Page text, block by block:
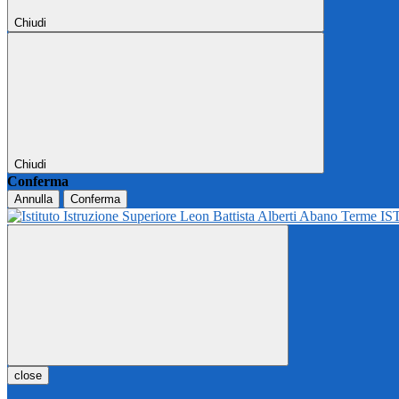
Chiudi
Chiudi
Conferma
Annulla Conferma
close